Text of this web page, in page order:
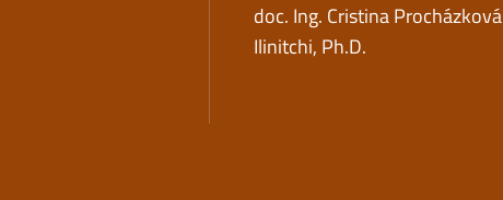
doc. Ing. Cristina Procházková
Ilinitchi, Ph.D.